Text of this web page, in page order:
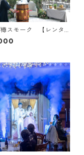
樽スモーク 【レンタ
送料・保証金￥11,00